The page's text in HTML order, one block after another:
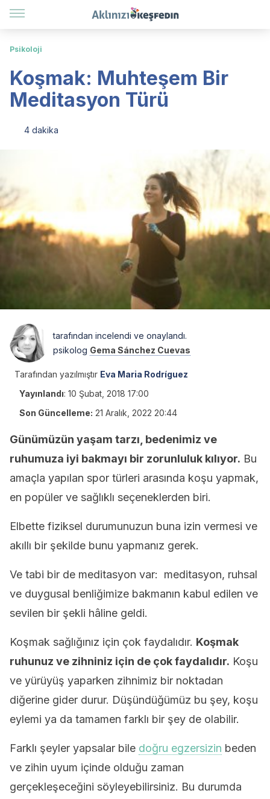
Psikoloji
Koşmak: Muhteşem Bir
Meditasyon Türü
4 dakika
tarafından incelendi ve onaylandı.
psikolog Gema Sánchez Cuevas
Tarafından yazılmıştır Eva Maria Rodríguez
Yayınlandı: 10 Şubat, 2018 17:00
Son Güncelleme: 21 Aralık, 2022 20:44
Günümüzün yaşam tarzı, bedenimiz ve
ruhumuza iyi bakmayı bir zorunluluk kılıyor. Bu
amaçla yapılan spor türleri arasında koşu yapmak,
en popüler ve sağlıklı seçeneklerden biri.
Elbette fiziksel durumunuzun buna izin vermesi ve
akıllı bir şekilde bunu yapmanız gerek.
Ve tabi bir de meditasyon var: meditasyon, ruhsal
ve duygusal benliğimize bakmanın kabul edilen ve
sevilen bir şekli hâline geldi.
Koşmak sağlığınız için çok faydalıdır. Koşmak
ruhunuz ve zihniniz için de çok faydalıdır. Koşu
ve yürüyüş yaparken zihnimiz bir noktadan
diğerine gider durur. Düşündüğümüz bu şey, koşu
eylemi ya da tamamen farklı bir şey de olabilir.
Farklı şeyler yapsalar bile doğru egzersizin beden
ve zihin uyum içinde olduğu zaman
gerçekleşeceğini söyleyebilirsiniz. Bu durumda